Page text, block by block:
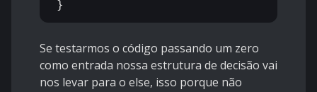
Se testarmos o código passando um zero
como entrada nossa estrutura de decisão vai
nos levar para o else, isso porque não